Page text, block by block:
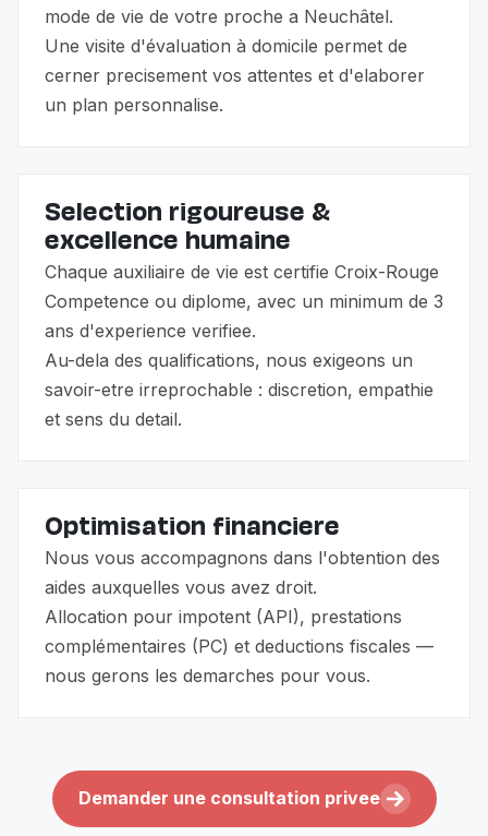
mode de vie de votre proche a Neuchâtel.
Une visite d'évaluation à domicile permet de
cerner precisement vos attentes et d'elaborer
un plan personnalise.
Selection rigoureuse &
excellence humaine
Chaque auxiliaire de vie est certifie Croix-Rouge
Competence ou diplome, avec un minimum de 3
ans d'experience verifiee.
Au-dela des qualifications, nous exigeons un
savoir-etre irreprochable : discretion, empathie
et sens du detail.
Optimisation financiere
Nous vous accompagnons dans l'obtention des
aides auxquelles vous avez droit.
Allocation pour impotent (API), prestations
complémentaires (PC) et deductions fiscales —
nous gerons les demarches pour vous.
Demander une consultation privee